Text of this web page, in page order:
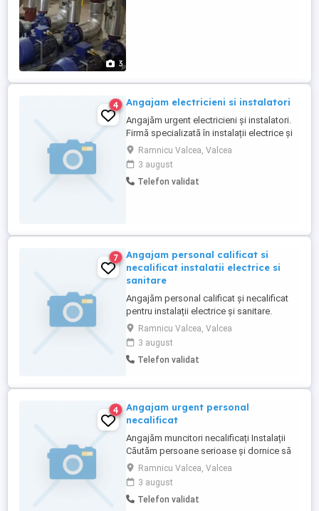
3
4 Angajam electricieni si instalatori
Angajăm urgent electricieni și instalatori.
Firmă specializată în instalații electrice și
sanitare civile și industriale caută personal
calificat și serios. Disponibilitate pentru
deplasări. Oferim: salariu motivant;
condiții bune de lucru; contract de muncă
Ramnicu Valcea, Valcea
3 august
Telefon validat
7
Angajam personal calificat si
necalificat instalatii electrice si
sanitare
Angajăm personal calificat și necalificat
pentru instalații electrice și sanitare.
Salariu motivant Contract de muncă
Seriozitate și continuitate Disponibilitate
pentru deplasări.
Ramnicu Valcea, Valcea
3 august
Telefon validat
4
Angajam urgent personal
necalificat
Angajăm muncitori necalificați Instalații
Căutăm persoane serioase și dornice să
învețe pentru activități în domeniul
instalațiilor electrice și sanitare. Oferim
salariu motivant, contract de muncă și
posibilitatea de calificare la locul de
Ramnicu Valcea, Valcea
3 august
Telefon validat